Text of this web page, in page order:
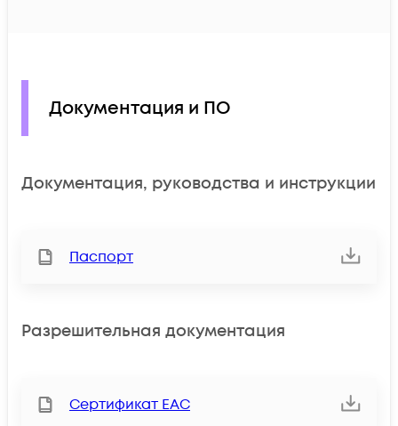
Документация и ПО
Документация, руководства и инструкции
Паспорт
Разрешительная документация
Сертификат ЕАС